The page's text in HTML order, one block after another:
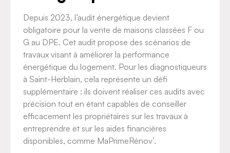
Depuis 2023, l’audit énergétique devient
obligatoire pour la vente de maisons classées F ou
G au DPE. Cet audit propose des scénarios de
travaux visant à améliorer la performance
énergétique du logement. Pour les diagnostiqueurs
à Saint-Herblain, cela représente un défi
supplémentaire : ils doivent réaliser ces audits avec
précision tout en étant capables de conseiller
efficacement les propriétaires sur les travaux à
entreprendre et sur les aides financières
disponibles, comme MaPrimeRénov’.